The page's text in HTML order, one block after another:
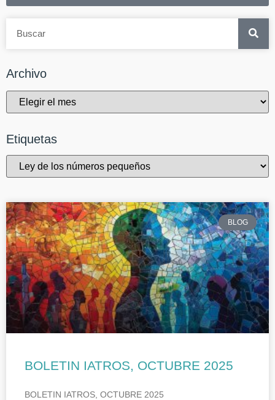
Archivo
Etiquetas
BLOG
BOLETIN IATROS, OCTUBRE 2025
BOLETIN IATROS, OCTUBRE 2025